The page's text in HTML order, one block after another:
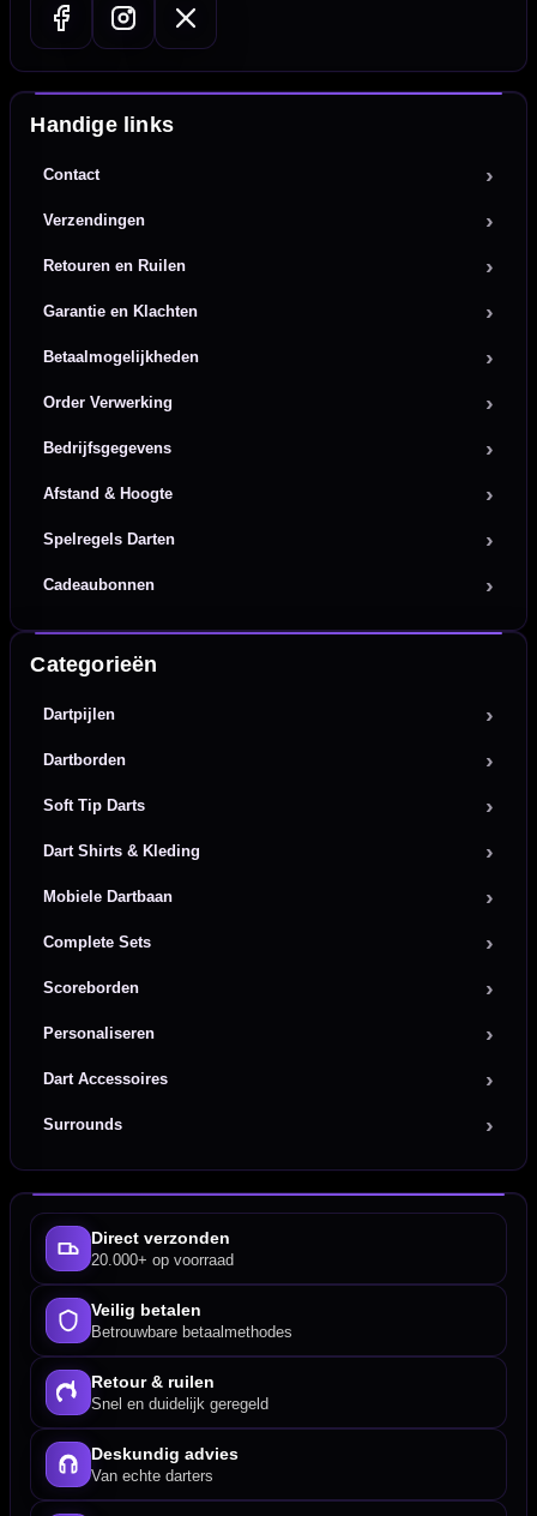
Handige links
Contact
Verzendingen
Retouren en Ruilen
Garantie en Klachten
Betaalmogelijkheden
Order Verwerking
Bedrijfsgegevens
Afstand & Hoogte
Spelregels Darten
Cadeaubonnen
Categorieën
Dartpijlen
Dartborden
Soft Tip Darts
Dart Shirts & Kleding
Mobiele Dartbaan
Complete Sets
Scoreborden
Personaliseren
Dart Accessoires
Surrounds
Direct verzonden
20.000+ op voorraad
Veilig betalen
Betrouwbare betaalmethodes
Retour & ruilen
Snel en duidelijk geregeld
Deskundig advies
Van echte darters